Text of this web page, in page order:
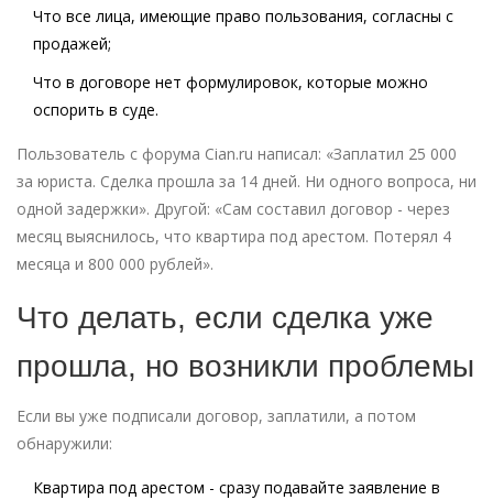
Что все лица, имеющие право пользования, согласны с
продажей;
Что в договоре нет формулировок, которые можно
оспорить в суде.
Пользователь с форума Cian.ru написал: «Заплатил 25 000
за юриста. Сделка прошла за 14 дней. Ни одного вопроса, ни
одной задержки». Другой: «Сам составил договор - через
месяц выяснилось, что квартира под арестом. Потерял 4
месяца и 800 000 рублей».
Что делать, если сделка уже
прошла, но возникли проблемы
Если вы уже подписали договор, заплатили, а потом
обнаружили:
Квартира под арестом - сразу подавайте заявление в